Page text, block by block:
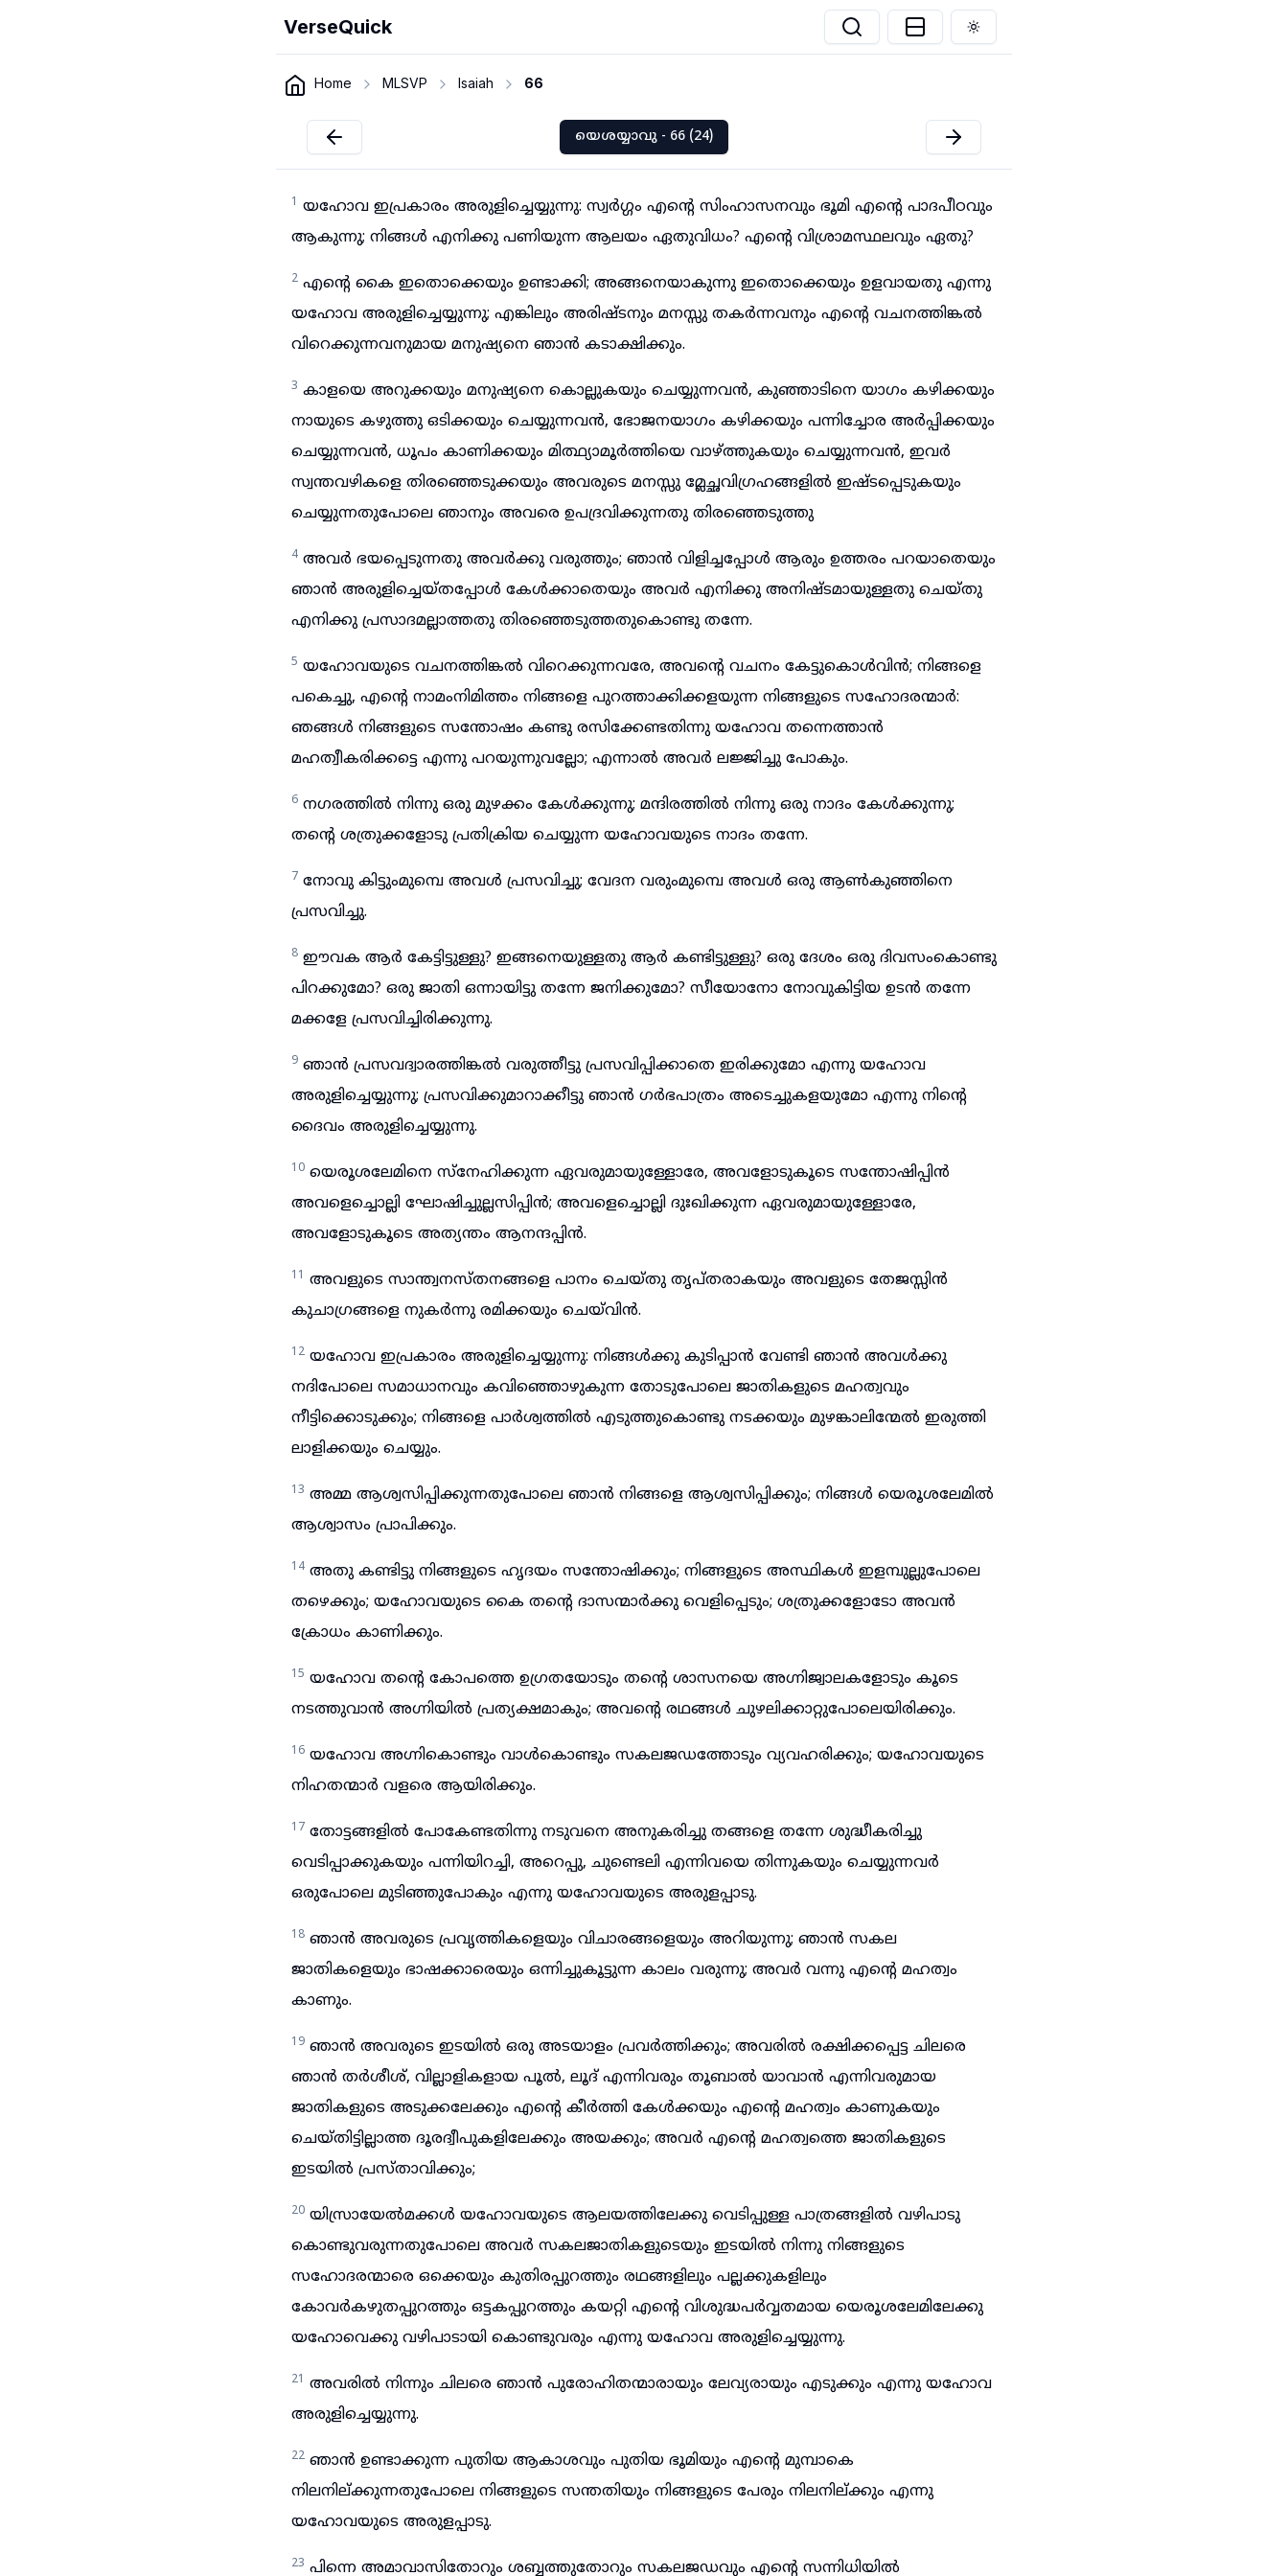
VerseQuick Toggle theme
Home MLSVP Isaiah 66
യെശയ്യാവു - 66 (24)
1 യഹോവ ഇപ്രകാരം അരുളിച്ചെയ്യുന്നു: സ്വർഗ്ഗം എന്റെ സിംഹാസനവും ഭൂമി എന്റെ പാദപീഠവും
ആകുന്നു; നിങ്ങൾ എനിക്കു പണിയുന്ന ആലയം ഏതുവിധം? എന്റെ വിശ്രാമസ്ഥലവും ഏതു?
2 എന്റെ കൈ ഇതൊക്കെയും ഉണ്ടാക്കി; അങ്ങനെയാകുന്നു ഇതൊക്കെയും ഉളവായതു എന്നു
യഹോവ അരുളിച്ചെയ്യുന്നു; എങ്കിലും അരിഷ്ടനും മനസ്സു തകർന്നവനും എന്റെ വചനത്തിങ്കൽ
വിറെക്കുന്നവനുമായ മനുഷ്യനെ ഞാൻ കടാക്ഷിക്കും.
3 കാളയെ അറുക്കയും മനുഷ്യനെ കൊല്ലുകയും ചെയ്യുന്നവൻ, കുഞ്ഞാടിനെ യാഗം കഴിക്കയും
നായുടെ കഴുത്തു ഒടിക്കയും ചെയ്യുന്നവൻ, ഭോജനയാഗം കഴിക്കയും പന്നിച്ചോര അർപ്പിക്കയും
ചെയ്യുന്നവൻ, ധൂപം കാണിക്കയും മിത്ഥ്യാമൂർത്തിയെ വാഴ്ത്തുകയും ചെയ്യുന്നവൻ, ഇവർ
സ്വന്തവഴികളെ തിരഞ്ഞെടുക്കയും അവരുടെ മനസ്സു മ്ലേച്ഛവിഗ്രഹങ്ങളിൽ ഇഷ്ടപ്പെടുകയും
ചെയ്യുന്നതുപോലെ ഞാനും അവരെ ഉപദ്രവിക്കുന്നതു തിരഞ്ഞെടുത്തു
4 അവർ ഭയപ്പെടുന്നതു അവർക്കു വരുത്തും; ഞാൻ വിളിച്ചപ്പോൾ ആരും ഉത്തരം പറയാതെയും
ഞാൻ അരുളിച്ചെയ്തപ്പോൾ കേൾക്കാതെയും അവർ എനിക്കു അനിഷ്ടമായുള്ളതു ചെയ്തു
എനിക്കു പ്രസാദമല്ലാത്തതു തിരഞ്ഞെടുത്തതുകൊണ്ടു തന്നേ.
5 യഹോവയുടെ വചനത്തിങ്കൽ വിറെക്കുന്നവരേ, അവന്റെ വചനം കേട്ടുകൊൾവിൻ; നിങ്ങളെ
പകെച്ചു, എന്റെ നാമംനിമിത്തം നിങ്ങളെ പുറത്താക്കിക്കളയുന്ന നിങ്ങളുടെ സഹോദരന്മാർ:
ഞങ്ങൾ നിങ്ങളുടെ സന്തോഷം കണ്ടു രസിക്കേണ്ടതിന്നു യഹോവ തന്നെത്താൻ
മഹത്വീകരിക്കട്ടെ എന്നു പറയുന്നുവല്ലോ; എന്നാൽ അവർ ലജ്ജിച്ചു പോകും.
6 നഗരത്തിൽ നിന്നു ഒരു മുഴക്കം കേൾക്കുന്നു; മന്ദിരത്തിൽ നിന്നു ഒരു നാദം കേൾക്കുന്നു;
തന്റെ ശത്രുക്കളോടു പ്രതിക്രിയ ചെയ്യുന്ന യഹോവയുടെ നാദം തന്നേ.
7 നോവു കിട്ടുംമുമ്പെ അവൾ പ്രസവിച്ചു; വേദന വരുംമുമ്പെ അവൾ ഒരു ആൺകുഞ്ഞിനെ
പ്രസവിച്ചു.
8 ഈവക ആർ കേട്ടിട്ടുള്ളു? ഇങ്ങനെയുള്ളതു ആർ കണ്ടിട്ടുള്ളു? ഒരു ദേശം ഒരു ദിവസംകൊണ്ടു
പിറക്കുമോ? ഒരു ജാതി ഒന്നായിട്ടു തന്നേ ജനിക്കുമോ? സീയോനോ നോവുകിട്ടിയ ഉടൻ തന്നേ
മക്കളേ പ്രസവിച്ചിരിക്കുന്നു.
9 ഞാൻ പ്രസവദ്വാരത്തിങ്കൽ വരുത്തീട്ടു പ്രസവിപ്പിക്കാതെ ഇരിക്കുമോ എന്നു യഹോവ
അരുളിച്ചെയ്യുന്നു; പ്രസവിക്കുമാറാക്കീട്ടു ഞാൻ ഗർഭപാത്രം അടെച്ചുകളയുമോ എന്നു നിന്റെ
ദൈവം അരുളിച്ചെയ്യുന്നു.
10 യെരൂശലേമിനെ സ്നേഹിക്കുന്ന ഏവരുമായുള്ളോരേ, അവളോടുകൂടെ സന്തോഷിപ്പിൻ
അവളെച്ചൊല്ലി ഘോഷിച്ചുല്ലസിപ്പിൻ; അവളെച്ചൊല്ലി ദുഃഖിക്കുന്ന ഏവരുമായുള്ളോരേ,
അവളോടുകൂടെ അത്യന്തം ആനന്ദപ്പിൻ.
11 അവളുടെ സാന്ത്വനസ്തനങ്ങളെ പാനം ചെയ്തു തൃപ്തരാകയും അവളുടെ തേജസ്സിൻ
കുചാഗ്രങ്ങളെ നുകർന്നു രമിക്കയും ചെയ്‌വിൻ.
12 യഹോവ ഇപ്രകാരം അരുളിച്ചെയ്യുന്നു: നിങ്ങൾക്കു കുടിപ്പാൻ വേണ്ടി ഞാൻ അവൾക്കു
നദിപോലെ സമാധാനവും കവിഞ്ഞൊഴുകുന്ന തോടുപോലെ ജാതികളുടെ മഹത്വവും
നീട്ടിക്കൊടുക്കും; നിങ്ങളെ പാർശ്വത്തിൽ എടുത്തുകൊണ്ടു നടക്കയും മുഴങ്കാലിന്മേൽ ഇരുത്തി
ലാളിക്കയും ചെയ്യും.
13 അമ്മ ആശ്വസിപ്പിക്കുന്നതുപോലെ ഞാൻ നിങ്ങളെ ആശ്വസിപ്പിക്കും; നിങ്ങൾ യെരൂശലേമിൽ
ആശ്വാസം പ്രാപിക്കും.
14 അതു കണ്ടിട്ടു നിങ്ങളുടെ ഹൃദയം സന്തോഷിക്കും; നിങ്ങളുടെ അസ്ഥികൾ ഇളമ്പുല്ലുപോലെ
തഴെക്കും; യഹോവയുടെ കൈ തന്റെ ദാസന്മാർക്കു വെളിപ്പെടും; ശത്രുക്കളോടോ അവൻ
ക്രോധം കാണിക്കും.
15 യഹോവ തന്റെ കോപത്തെ ഉഗ്രതയോടും തന്റെ ശാസനയെ അഗ്നിജ്വാലകളോടും കൂടെ
നടത്തുവാൻ അഗ്നിയിൽ പ്രത്യക്ഷമാകും; അവന്റെ രഥങ്ങൾ ചുഴലിക്കാറ്റുപോലെയിരിക്കും.
16 യഹോവ അഗ്നികൊണ്ടും വാൾകൊണ്ടും സകലജഡത്തോടും വ്യവഹരിക്കും; യഹോവയുടെ
നിഹതന്മാർ വളരെ ആയിരിക്കും.
17 തോട്ടങ്ങളിൽ പോകേണ്ടതിന്നു നടുവനെ അനുകരിച്ചു തങ്ങളെ തന്നേ ശുദ്ധീകരിച്ചു
വെടിപ്പാക്കുകയും പന്നിയിറച്ചി, അറെപ്പു, ചുണ്ടെലി എന്നിവയെ തിന്നുകയും ചെയ്യുന്നവർ
ഒരുപോലെ മുടിഞ്ഞുപോകും എന്നു യഹോവയുടെ അരുളപ്പാടു.
18 ഞാൻ അവരുടെ പ്രവൃത്തികളെയും വിചാരങ്ങളെയും അറിയുന്നു; ഞാൻ സകല
ജാതികളെയും ഭാഷക്കാരെയും ഒന്നിച്ചുകൂട്ടുന്ന കാലം വരുന്നു; അവർ വന്നു എന്റെ മഹത്വം
കാണും.
19 ഞാൻ അവരുടെ ഇടയിൽ ഒരു അടയാളം പ്രവർത്തിക്കും; അവരിൽ രക്ഷിക്കപ്പെട്ട ചിലരെ
ഞാൻ തർശീശ്, വില്ലാളികളായ പൂൽ, ലൂദ് എന്നിവരും തൂബാൽ യാവാൻ എന്നിവരുമായ
ജാതികളുടെ അടുക്കലേക്കും എന്റെ കീർത്തി കേൾക്കയും എന്റെ മഹത്വം കാണുകയും
ചെയ്തിട്ടില്ലാത്ത ദൂരദ്വീപുകളിലേക്കും അയക്കും; അവർ എന്റെ മഹത്വത്തെ ജാതികളുടെ
ഇടയിൽ പ്രസ്താവിക്കും;
20 യിസ്രായേൽമക്കൾ യഹോവയുടെ ആലയത്തിലേക്കു വെടിപ്പുള്ള പാത്രങ്ങളിൽ വഴിപാടു
കൊണ്ടുവരുന്നതുപോലെ അവർ സകലജാതികളുടെയും ഇടയിൽ നിന്നു നിങ്ങളുടെ
സഹോദരന്മാരെ ഒക്കെയും കുതിരപ്പുറത്തും രഥങ്ങളിലും പല്ലക്കുകളിലും
കോവർകഴുതപ്പുറത്തും ഒട്ടകപ്പുറത്തും കയറ്റി എന്റെ വിശുദ്ധപർവ്വതമായ യെരൂശലേമിലേക്കു
യഹോവെക്കു വഴിപാടായി കൊണ്ടുവരും എന്നു യഹോവ അരുളിച്ചെയ്യുന്നു.
21 അവരിൽ നിന്നും ചിലരെ ഞാൻ പുരോഹിതന്മാരായും ലേവ്യരായും എടുക്കും എന്നു യഹോവ
അരുളിച്ചെയ്യുന്നു.
22 ഞാൻ ഉണ്ടാക്കുന്ന പുതിയ ആകാശവും പുതിയ ഭൂമിയും എന്റെ മുമ്പാകെ
നിലനില്ക്കുന്നതുപോലെ നിങ്ങളുടെ സന്തതിയും നിങ്ങളുടെ പേരും നിലനില്ക്കും എന്നു
യഹോവയുടെ അരുളപ്പാടു.
23 പിന്നെ അമാവാസിതോറും ശബ്ബത്തുതോറും സകലജഡവും എന്റെ സന്നിധിയിൽ